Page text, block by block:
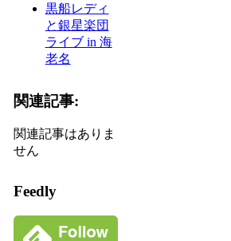
黒船レディ
と銀星楽団
ライブ in 海
老名
関連記事:
関連記事はありま
せん
Feedly